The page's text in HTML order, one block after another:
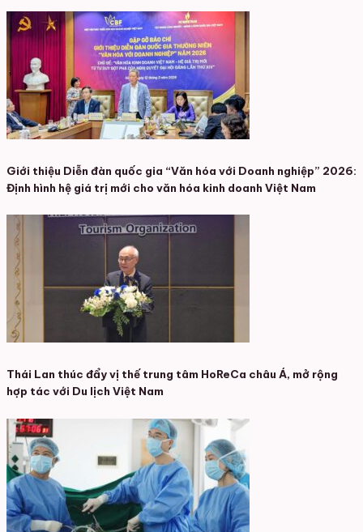
Giới thiệu Diễn đàn quốc gia “Văn hóa với Doanh nghiệp” 2026:
Định hình hệ giá trị mới cho văn hóa kinh doanh Việt Nam
Thái Lan thúc đẩy vị thế trung tâm HoReCa châu Á, mở rộng
hợp tác với Du lịch Việt Nam